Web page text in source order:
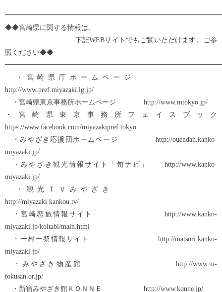
◆◆宮崎県に関する情報は、
下記WEBサイトでもご覧いただけます。ご参
照ください◆◆
・宮崎県庁ホームページ
http://www.pref.miyazaki.lg.jp/
・宮崎県東京事務所ホームページ http://www.mtokyo.jp/
・宮崎県東京事務所フェイスブック
https://www.facebook.com/miyazakipref.tokyo
・みやざき応援団ホームページ http://ouendan.kanko-
miyazaki.jp/
・みやざき観光情報サイト「旬ナビ」 http://www.kanko-
miyazaki.jp/
・観光ＴＶみやざき
http://miyazaki.kankou.tv/
・宮崎恋旅情報サイト http://www.kanko-
miyazaki.jp/koitabi/main.html
・一村一祭情報サイト http://matsuri.kanko-
miyazaki.jp/
・みやざき物産館 http://www.m-
tokusan.or.jp/
・新宿みやざき館ＫＯＮＮＥ http://www.konne.jp/